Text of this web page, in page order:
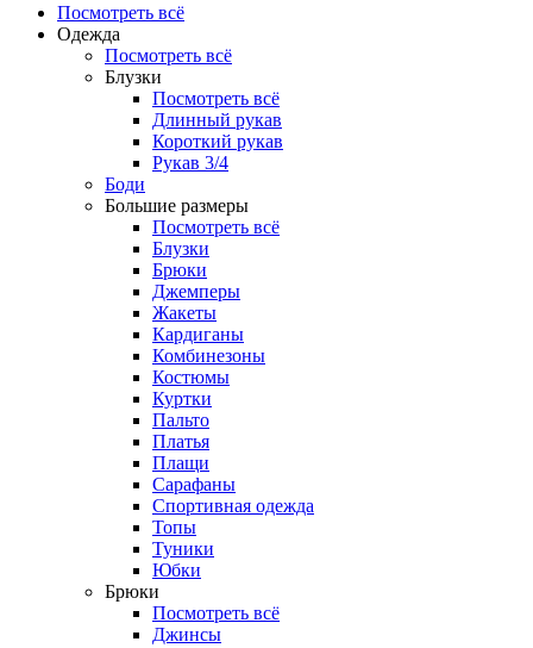
Посмотреть всё
Одежда
Посмотреть всё
Блузки
Посмотреть всё
Длинный рукав
Короткий рукав
Рукав 3/4
Боди
Большие размеры
Посмотреть всё
Блузки
Брюки
Джемперы
Жакеты
Кардиганы
Комбинезоны
Костюмы
Куртки
Пальто
Платья
Плащи
Сарафаны
Спортивная одежда
Топы
Туники
Юбки
Брюки
Посмотреть всё
Джинсы